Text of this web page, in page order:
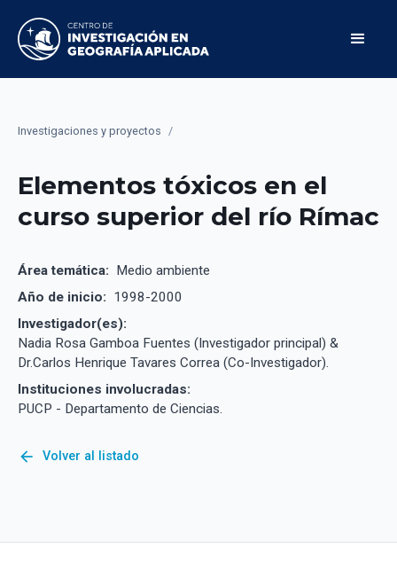
Investigaciones y proyectos /
Elementos tóxicos en el
curso superior del río Rímac
Área temática: Medio ambiente
Año de inicio: 1998-2000
Investigador(es):
Nadia Rosa Gamboa Fuentes (Investigador principal) &
Dr.Carlos Henrique Tavares Correa (Co-Investigador).
Instituciones involucradas:
PUCP - Departamento de Ciencias.
arrow_back Volver al listado